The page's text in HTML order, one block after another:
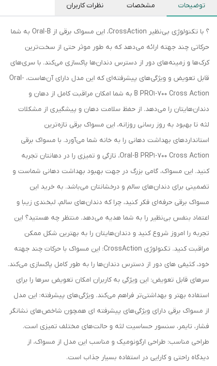
توضیحات مشخصات نظرات کاربران
؟ با تکنولوژی بی‌نظیر CrossAction، این مسواک برقی از Oral-B به شما
حرکاتی چند جهته ارائه می‌دهد که به طور موثر حتی از سخت‌ترین
کرک‌ها و زمینه‌های دور از دسترس دندان‌ها پاکسازی می‌کند. با سری‌های
قابل تعویض و ویژگی‌های پیشرفته‌ای که این مدل دارای آن‌هاست، Oral-
B PRO1-700 Cross Action به شما امکان مراقبت کامل از دهان و
دندان‌هایتان را می‌دهد. از حفظ سلامت دهان و پیشگیری از مشکلات
لثه تا بهبود به روز رسانی روزانه، این مسواک برقی تازه‌ترین
استانداردهای بهداشت دهانی را به خانه شما می‌آورد. با مسواک برقی
Oral-B PRP1-700 Cross Action، تازگی و تمیزی را در دهانتان تجربه
کنید. این مسواک، گامی بزرگ در جهت بهبود بهداشت دهانی شماست و
تضمینی برای دندان‌های سالم و درخشانتان می‌باشد. به خرید این
مسواک برقی حرفه‌ای فکر کنید، چرا که دندان‌های سالم، لبخندی زیبا و
اعتماد بنفس بی‌نظیر را به شما هدیه می‌دهد. منتظر چه هستید؟ این
تجربه را امروز شروع کنید و دندان‌هایتان را به بهترین شکل ممکن
مراقبت کنید. تکنولوژی CrossAction: این مسواک با حرکات چند جهته
خود، کثیفی های دور از دسترس دندان‌ها را به طور کامل پاکسازی می‌کند.
سرهای قابل تعویض: این ویژگی به کاربران امکان تعویض سرها را برای
استفاده بهتر و بهداشتی‌تر فراهم می‌کند. ویژگی‌های پیشرفته: این مدل
از مسواک برقی دارای ویژگی‌های پیشرفته ای همچون شاخص‌های نشانگر
فشار، تایمر، سنسور حساسیت لثه و حالت‌های مختلف تمیزی است.
طراحی مناسب: طراحی ارگونومیک و مناسب این مدل از مسواک، از
دیدگاه راحتی و کارایی در استفاده بسیار جذاب است.